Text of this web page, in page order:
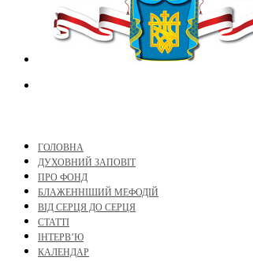
ГОЛОВНА
ДУХОВНИЙ ЗАПОВІТ
ПРО ФОНД
БЛАЖЕННІШИЙ МЕФОДІЙ
ВІД СЕРЦЯ ДО СЕРЦЯ
СТАТТІ
ІНТЕРВ’Ю
КАЛЕНДАР